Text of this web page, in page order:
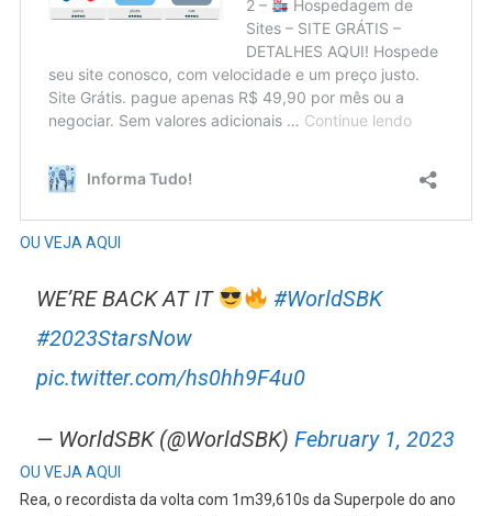
OU VEJA AQUI
WE’RE BACK AT IT
#WorldSBK
#2023StarsNow
pic.twitter.com/hs0hh9F4u0
— WorldSBK (@WorldSBK) February 1, 2023
OU VEJA AQUI
Rea, o recordista da volta com 1m39,610s da Superpole do ano